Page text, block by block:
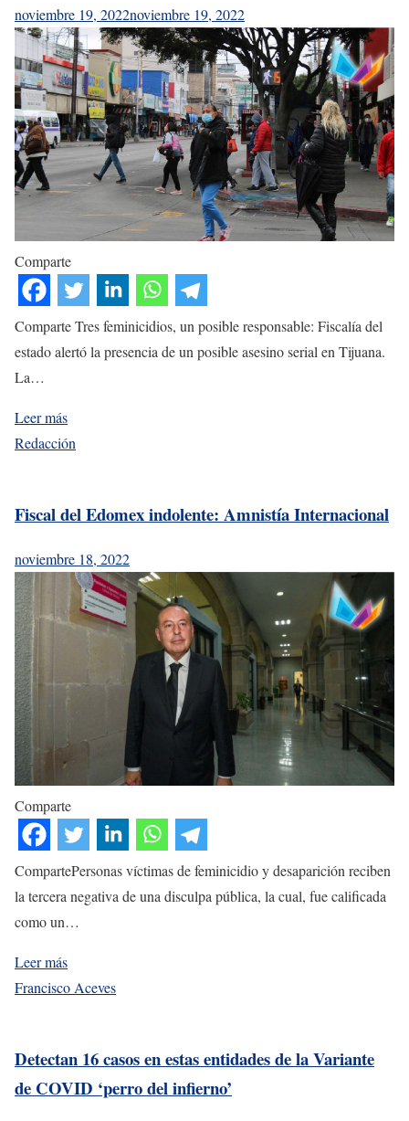
noviembre 19, 2022noviembre 19, 2022
Comparte
Comparte Tres feminicidios, un posible responsable: Fiscalía del
estado alertó la presencia de un posible asesino serial en Tijuana.
La…
Leer más
Redacción
Fiscal del Edomex indolente: Amnistía Internacional
noviembre 18, 2022
Comparte
CompartePersonas víctimas de feminicidio y desaparición reciben
la tercera negativa de una disculpa pública, la cual, fue calificada
como un…
Leer más
Francisco Aceves
Detectan 16 casos en estas entidades de la Variante
de COVID ‘perro del infierno’